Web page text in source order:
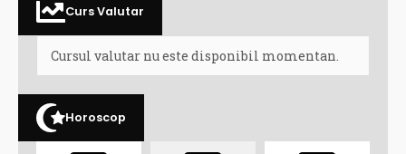
Curs Valutar
Cursul valutar nu este disponibil momentan.
Horoscop